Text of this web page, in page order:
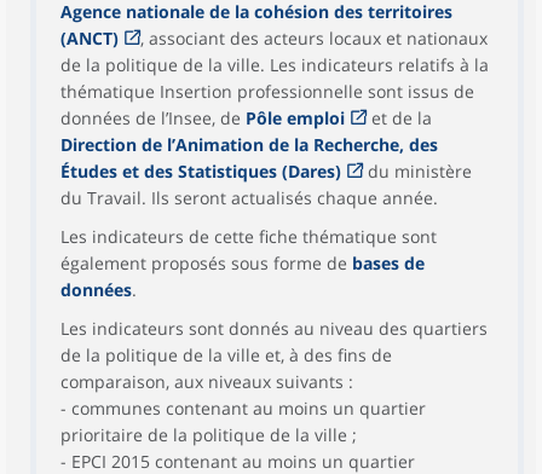
Agence nationale de la cohésion des territoires
(ANCT)
, associant des acteurs locaux et nationaux
de la politique de la ville. Les indicateurs relatifs à la
thématique Insertion professionnelle sont issus de
données de l’Insee, de Pôle emploi
et de la
Direction de l’Animation de la Recherche, des
Études et des Statistiques (Dares)
du ministère
du Travail. Ils seront actualisés chaque année.
Les indicateurs de cette fiche thématique sont
également proposés sous forme de bases de
données.
Les indicateurs sont donnés au niveau des quartiers
de la politique de la ville et, à des fins de
comparaison, aux niveaux suivants :
- communes contenant au moins un quartier
prioritaire de la politique de la ville ;
- EPCI 2015 contenant au moins un quartier